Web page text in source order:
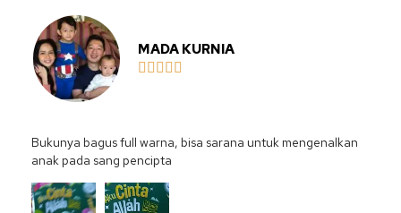
MADA KURNIA
    
Bukunya bagus full warna, bisa sarana untuk mengenalkan
anak pada sang pencipta